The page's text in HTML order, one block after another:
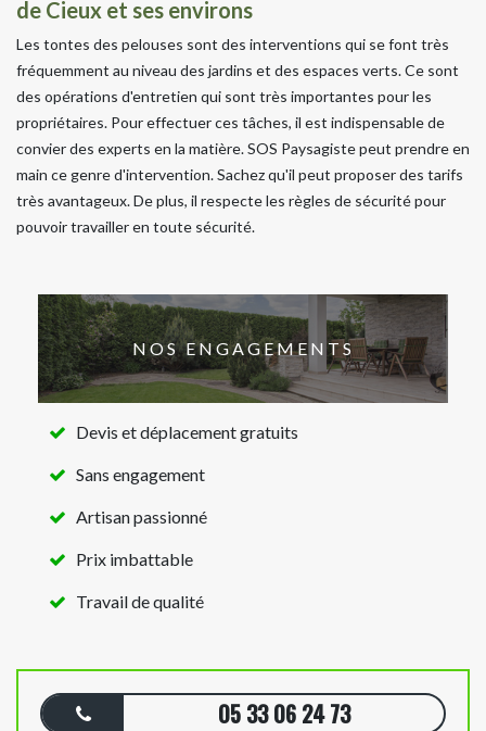
de Cieux et ses environs
Les tontes des pelouses sont des interventions qui se font très
fréquemment au niveau des jardins et des espaces verts. Ce sont
des opérations d'entretien qui sont très importantes pour les
propriétaires. Pour effectuer ces tâches, il est indispensable de
convier des experts en la matière. SOS Paysagiste peut prendre en
main ce genre d'intervention. Sachez qu'il peut proposer des tarifs
très avantageux. De plus, il respecte les règles de sécurité pour
pouvoir travailler en toute sécurité.
NOS ENGAGEMENTS
Devis et déplacement gratuits
Sans engagement
Artisan passionné
Prix imbattable
Travail de qualité
05 33 06 24 73